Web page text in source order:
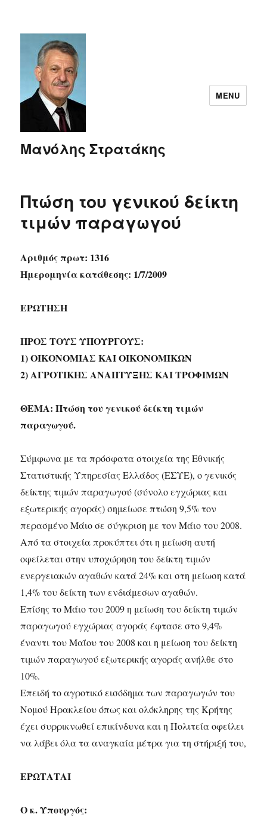
Μανόλης Στρατάκης
MENU
Πτώση του γενικού δείκτη
τιμών παραγωγού
Αριθμός πρωτ: 1316
Ημερομηνία κατάθεσης: 1/7/2009
ΕΡΩΤΗΣΗ
ΠΡΟΣ ΤΟΥΣ ΥΠΟΥΡΓΟΥΣ:
1) ΟΙΚΟΝΟΜΙΑΣ ΚΑΙ ΟΙΚΟΝΟΜΙΚΩΝ
2) ΑΓΡΟΤΙΚΗΣ ΑΝΑΠΤΥΞΗΣ ΚΑΙ ΤΡΟΦΙΜΩΝ
ΘΕΜΑ: Πτώση του γενικού δείκτη τιμών
παραγωγού.
Σύμφωνα με τα πρόσφατα στοιχεία της Εθνικής
Στατιστικής Υπηρεσίας Ελλάδος (ΕΣΥΕ), ο γενικός
δείκτης τιμών παραγωγού (σύνολο εγχώριας και
εξωτερικής αγοράς) σημείωσε πτώση 9,5% τον
περασμένο Μάιο σε σύγκριση με τον Μάιο του 2008.
Από τα στοιχεία προκύπτει ότι η μείωση αυτή
οφείλεται στην υποχώρηση του δείκτη τιμών
ενεργειακών αγαθών κατά 24% και στη μείωση κατά
1,4% του δείκτη των ενδιάμεσων αγαθών.
Επίσης το Μάιο του 2009 η μείωση του δείκτη τιμών
παραγωγού εγχώριας αγοράς έφτασε στο 9,4%
έναντι του Μαΐου του 2008 και η μείωση του δείκτη
τιμών παραγωγού εξωτερικής αγοράς ανήλθε στο
10%.
Επειδή το αγροτικό εισόδημα των παραγωγών του
Νομού Ηρακλείου όπως και ολόκληρης της Κρήτης
έχει συρρικνωθεί επικίνδυνα και η Πολιτεία οφείλει
να λάβει όλα τα αναγκαία μέτρα για τη στήριξή του,
ΕΡΩΤΑΤΑΙ
Ο κ. Υπουργός: